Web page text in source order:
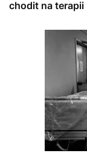
chodit na terapii